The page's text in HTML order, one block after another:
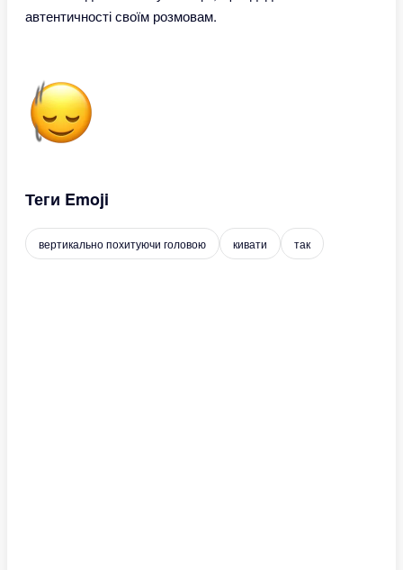
автентичності своїм розмовам.
Теги Emoji
вертикально похитуючи головою кивати так